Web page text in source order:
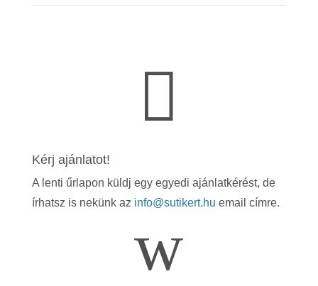

Kérj ajánlatot!
A lenti űrlapon küldj egy egyedi ajánlatkérést, de
írhatsz is nekünk az info@sutikert.hu email címre.
w